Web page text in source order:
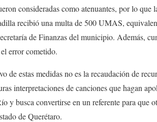
consideradas como atenuantes, por lo que
recibió una multa de 500 UMAS,
de Finanzas del municipio. Además,
error cometido.
estas medidas no es la recaudación de
interpretaciones de canciones que hagan
y busca convertirse en un referente para que
de Querétaro.